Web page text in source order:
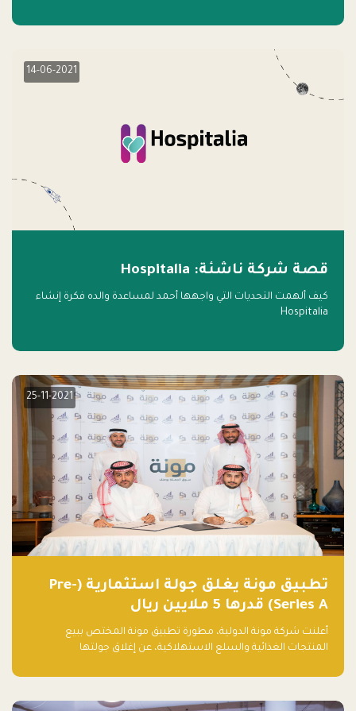
14-06-2021
قصة شركة ناشئة: Hospitalia
كيف ألهمت التحديات التي واجهها أحمد لمساعدة والده فكرة إنشاء
Hospitalia
25-11-2021
تطبيق مونة يغلق جولة استثمارية (Pre-
Series A) قدرها 5 ملايين ريال
أعلنت شركة مونة الدولية، مطورة تطبيق مونة المختص ببيع
المنتجات الغذائية والسلع الاستهلاكية، عن إغلاق جولتها
دولار أمريكي)، بقيادة شركتي دعم المنشآت المحدودة وتسارع القابضة